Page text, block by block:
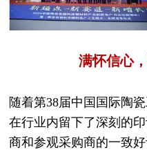
满怀信心
随着第38届中国国际陶
在行业内留下了深刻的
商和参观采购商的一致